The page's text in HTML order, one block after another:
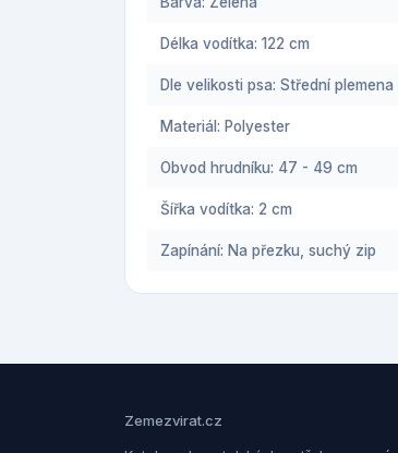
Délka vodítka: 122 cm
Dle velikosti psa: Střední plemena
Materiál: Polyester
Obvod hrudníku: 47 - 49 cm
Šířka vodítka: 2 cm
Zapínání: Na přezku, suchý zip
Zemezvirat.cz